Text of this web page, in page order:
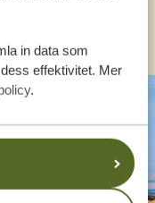
in data som
effektivitet. Mer
.